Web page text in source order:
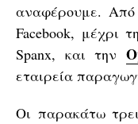
αναφέρουμε. Από
Facebook, μέχρι
Spanx, και την
εταιρεία
Οι παρακάτω